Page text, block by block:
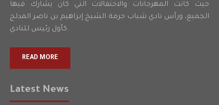
حيث كانت المهرجانات والاحتفالات التي كان يشارك فيها
الجميع، ورأس نادي شباب حرمة الشيخ إبراهيم بن ناصر المدلج
كأول رئيس للنادي.
READ MORE
Latest News